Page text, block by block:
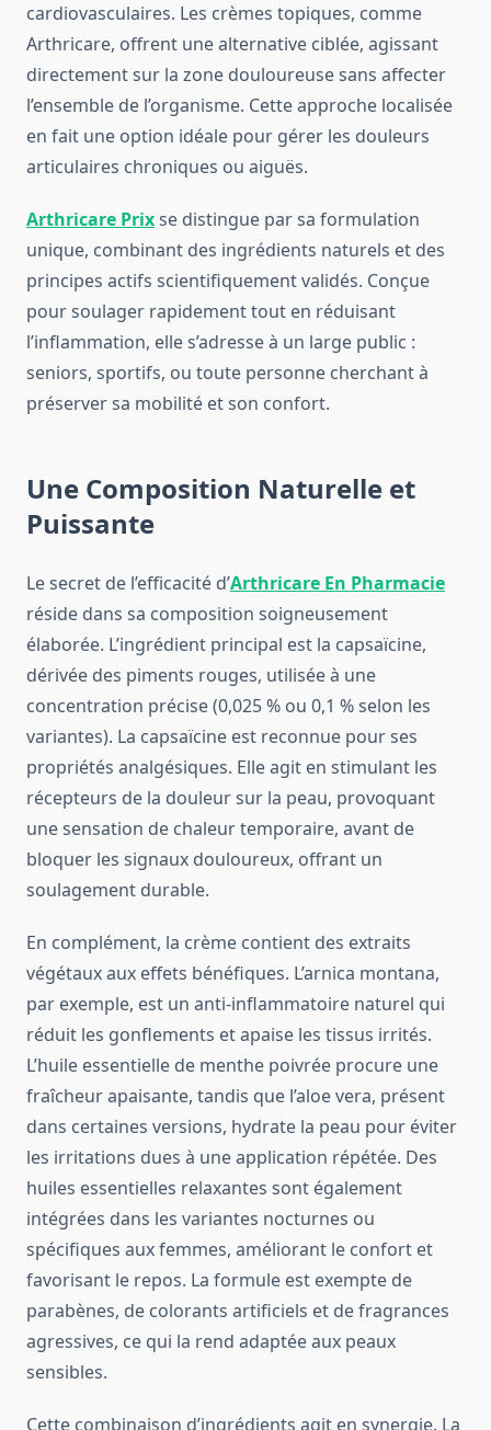
cardiovasculaires. Les crèmes topiques, comme
Arthricare, offrent une alternative ciblée, agissant
directement sur la zone douloureuse sans affecter
l’ensemble de l’organisme. Cette approche localisée
en fait une option idéale pour gérer les douleurs
articulaires chroniques ou aiguës.
Arthricare Prixse distingue par sa formulation
unique, combinant des ingrédients naturels et des
principes actifs scientifiquement validés. Conçue
pour soulager rapidement tout en réduisant
l’inflammation, elle s’adresse à un large public :
seniors, sportifs, ou toute personne cherchant à
préserver sa mobilité et son confort.
Une Composition Naturelle et
Puissante
Le secret de l’efficacité d’Arthricare En Pharmacie
réside dans sa composition soigneusement
élaborée. L’ingrédient principal est la capsaïcine,
dérivée des piments rouges, utilisée à une
concentration précise (0,025 % ou 0,1 % selon les
variantes). La capsaïcine est reconnue pour ses
propriétés analgésiques. Elle agit en stimulant les
récepteurs de la douleur sur la peau, provoquant
une sensation de chaleur temporaire, avant de
bloquer les signaux douloureux, offrant un
soulagement durable.
En complément, la crème contient des extraits
végétaux aux effets bénéfiques. L’arnica montana,
par exemple, est un anti-inflammatoire naturel qui
réduit les gonflements et apaise les tissus irrités.
L’huile essentielle de menthe poivrée procure une
fraîcheur apaisante, tandis que l’aloe vera, présent
dans certaines versions, hydrate la peau pour éviter
les irritations dues à une application répétée. Des
huiles essentielles relaxantes sont également
intégrées dans les variantes nocturnes ou
spécifiques aux femmes, améliorant le confort et
favorisant le repos. La formule est exempte de
parabènes, de colorants artificiels et de fragrances
agressives, ce qui la rend adaptée aux peaux
sensibles.
Cette combinaison d’ingrédients agit en synergie. La